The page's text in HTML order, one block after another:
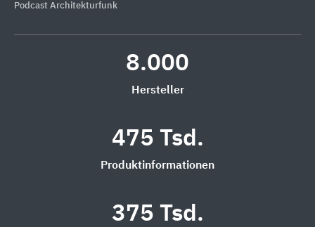
Podcast Architekturfunk
8.000
Hersteller
475 Tsd.
Produktinformationen
375 Tsd.